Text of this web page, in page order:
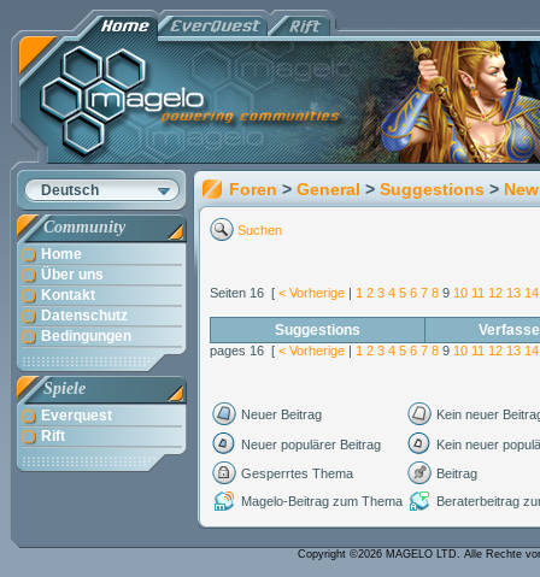
Deutsch
Community
Home
Über uns
Kontakt
Datenschutz
Bedingungen
Spiele
Everquest
Rift
Foren > General > Suggestions > New
Suchen
Seiten 16 [ < Vorherige | 1 2 3 4 5 6 7 8 9 10 11 12 13 14
Suggestions
pages 16 [ < Vorherige | 1 2 3 4 5 6 7 8 9 10 11 12 13 14
Neuer Beitrag Kein neuer
Neuer populärer Beitrag
Kein neuer
Gesperrtes Thema
Beitrag
Magelo-Beitrag zum Thema
Beraterbeitrag
Copyright ©2026 MAGELO LTD. Alle Rechte